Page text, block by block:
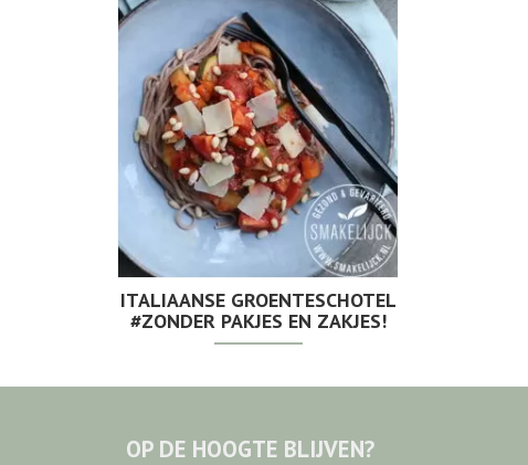
ITALIAANSE GROENTESCHOTEL
#ZONDER PAKJES EN ZAKJES!
OP DE HOOGTE BLIJVEN?